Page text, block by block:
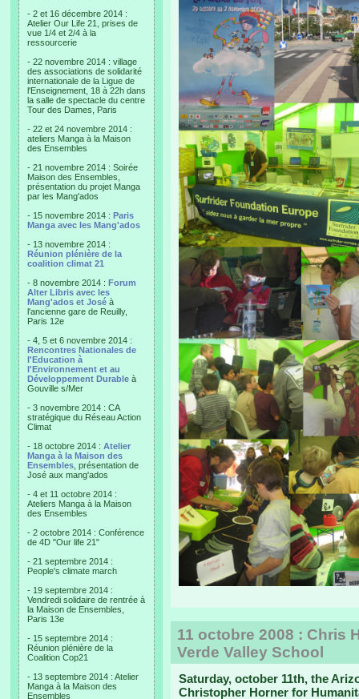
- 2 et 16 décembre 2014 :
Atelier Our Life 21, prises de
vue 1/4 et 2/4 à la
ressourcerie
- 22 novembre 2014 : village
des associations de solidarité
internationale de la Ligue de
l'Enseignement, 18 à 22h dans
la salle de spectacle du centre
Tour des Dames, Paris
- 22 et 24 novembre 2014 :
ateliers Manga à la Maison
des Ensembles
- 21 novembre 2014 : Soirée
Maison des Ensembles,
présentation du projet Manga
par les Mang'ados
- 15 novembre 2014 : Paris
Manga avec les Mang'ados
- 13 novembre 2014 :
Réunion plénière de la
coalition climat 21
- 8 novembre 2014 : Forum
Alter Libris avec les
Mang'ados et José à
l'ancienne gare de Reuilly,
Paris 12e
- 4, 5 et 6 novembre 2014 :
Rencontres Nationales de
l'Education à
l'Environnement et au
Développement Durable à
Gouville s/Mer
- 3 novembre 2014 : CA
stratégique du Réseau Action
Climat
- 18 octobre 2014 : Atelier
Manga à la Maison des
Ensembles , présentation de
José aux mang'ados
- 4 et 11 octobre 2014 :
Ateliers Manga à la Maison
des Ensembles
- 2 octobre 2014 : Conférence
de 4D "Our life 21"
- 21 septembre 2014 :
People's climate march
- 19 septembre 2014 :
Vendredi solidaire de rentrée à
la Maison de Ensembles,
Paris 13e
- 15 septembre 2014 :
Réunion plénière de la
Coalition Cop21
- 13 septembre 2014 : Atelier
Manga à la Maison des
Ensembles
11 octobre 2008 : Chris
Verde Valley School
Saturday, october 11th, the
Christopher Horner for